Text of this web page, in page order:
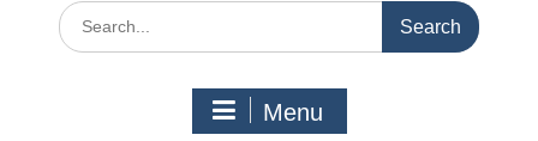
Search
for:
Menu